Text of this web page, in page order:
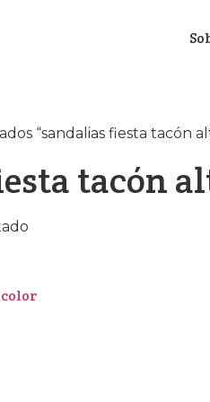
“sandalias fiesta tacón
tacón